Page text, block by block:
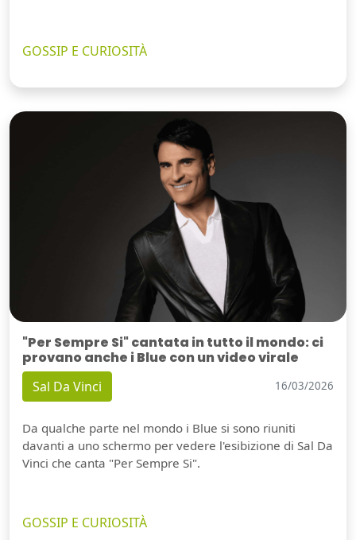
GOSSIP E CURIOSITÀ
"Per Sempre Si" cantata in tutto il mondo: ci
provano anche i Blue con un video virale
Sal Da Vinci 16/03/2026
Da qualche parte nel mondo i Blue si sono riuniti
davanti a uno schermo per vedere l'esibizione di Sal Da
Vinci che canta "Per Sempre Si".
GOSSIP E CURIOSITÀ